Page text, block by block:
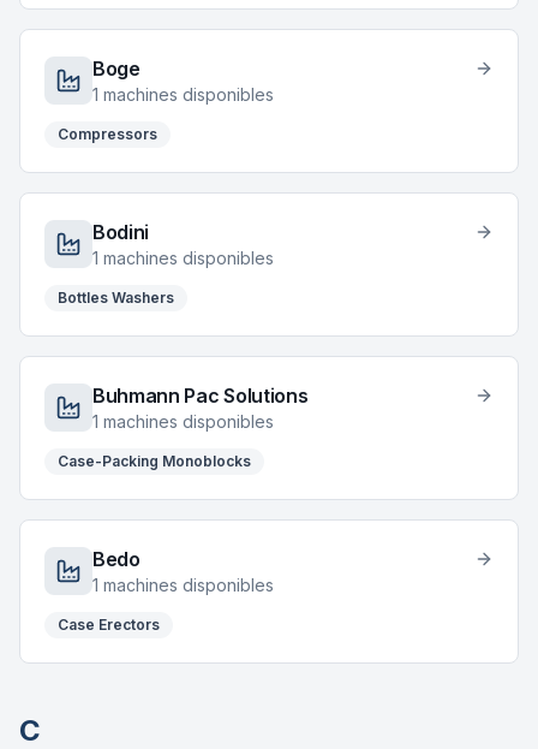
Boge
1 machines disponibles
Compressors
Bodini
1 machines disponibles
Bottles Washers
Buhmann Pac Solutions
1 machines disponibles
Case-Packing Monoblocks
Bedo
1 machines disponibles
Case Erectors
C